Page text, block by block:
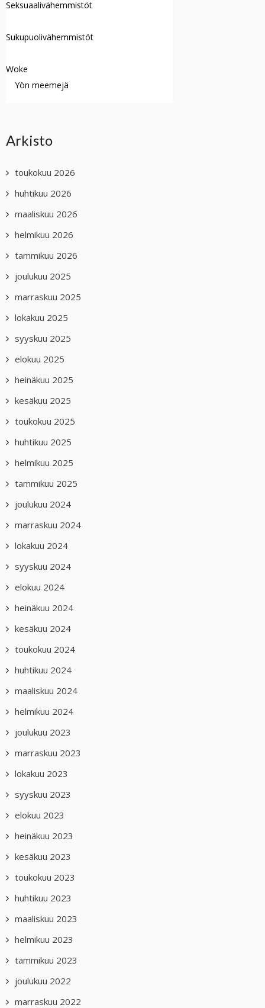
Seksuaalivähemmistöt
Sukupuolivähemmistöt
Woke
Yön meemejä
Arkisto
toukokuu 2026
huhtikuu 2026
maaliskuu 2026
helmikuu 2026
tammikuu 2026
joulukuu 2025
marraskuu 2025
lokakuu 2025
syyskuu 2025
elokuu 2025
heinäkuu 2025
kesäkuu 2025
toukokuu 2025
huhtikuu 2025
helmikuu 2025
tammikuu 2025
joulukuu 2024
marraskuu 2024
lokakuu 2024
syyskuu 2024
elokuu 2024
heinäkuu 2024
kesäkuu 2024
toukokuu 2024
huhtikuu 2024
maaliskuu 2024
helmikuu 2024
joulukuu 2023
marraskuu 2023
lokakuu 2023
syyskuu 2023
elokuu 2023
heinäkuu 2023
kesäkuu 2023
toukokuu 2023
huhtikuu 2023
maaliskuu 2023
helmikuu 2023
tammikuu 2023
joulukuu 2022
marraskuu 2022